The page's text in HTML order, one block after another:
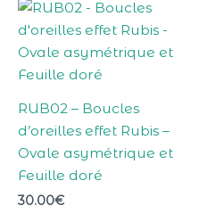
RUB02 – Boucles
d’oreilles effet Rubis –
Ovale asymétrique et
Feuille doré
30.00€